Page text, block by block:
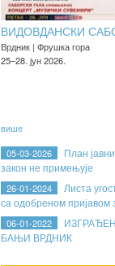
ВИДОВДАНСКИ
Врдник | Фрушка гора
25–28. јун 2026.
више
05-03-2026
План
закон не примењује
26-01-2024 Листа
са одобреном пријавом
06-01-2022
БАЊИ ВРДНИК